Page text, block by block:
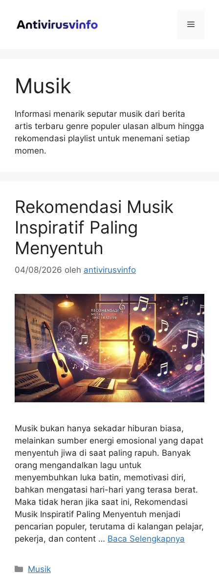
Menu
Musik
Informasi menarik seputar musik dari berita
artis terbaru genre populer ulasan album hingga
rekomendasi playlist untuk menemani setiap
momen.
Rekomendasi Musik
Inspiratif Paling
Menyentuh
04/08/2026 oleh antivirusvinfo
Musik bukan hanya sekadar hiburan biasa,
melainkan sumber energi emosional yang dapat
menyentuh jiwa di saat paling rapuh. Banyak
orang mengandalkan lagu untuk
menyembuhkan luka batin, memotivasi diri,
bahkan mengatasi hari-hari yang terasa berat.
Maka tidak heran jika saat ini, Rekomendasi
Musik Inspiratif Paling Menyentuh menjadi
pencarian populer, terutama di kalangan pelajar,
pekerja, dan content … Baca Selengkapnya
Kategori
Musik